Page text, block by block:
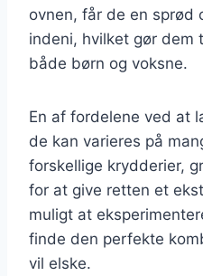
ovnen, får de en sprød
indeni, hvilket gør
både børn og voksne.
En af fordelene ved at
de kan varieres på
forskellige krydderier,
for at give retten et
muligt at
finde den perfekte
vil elske.